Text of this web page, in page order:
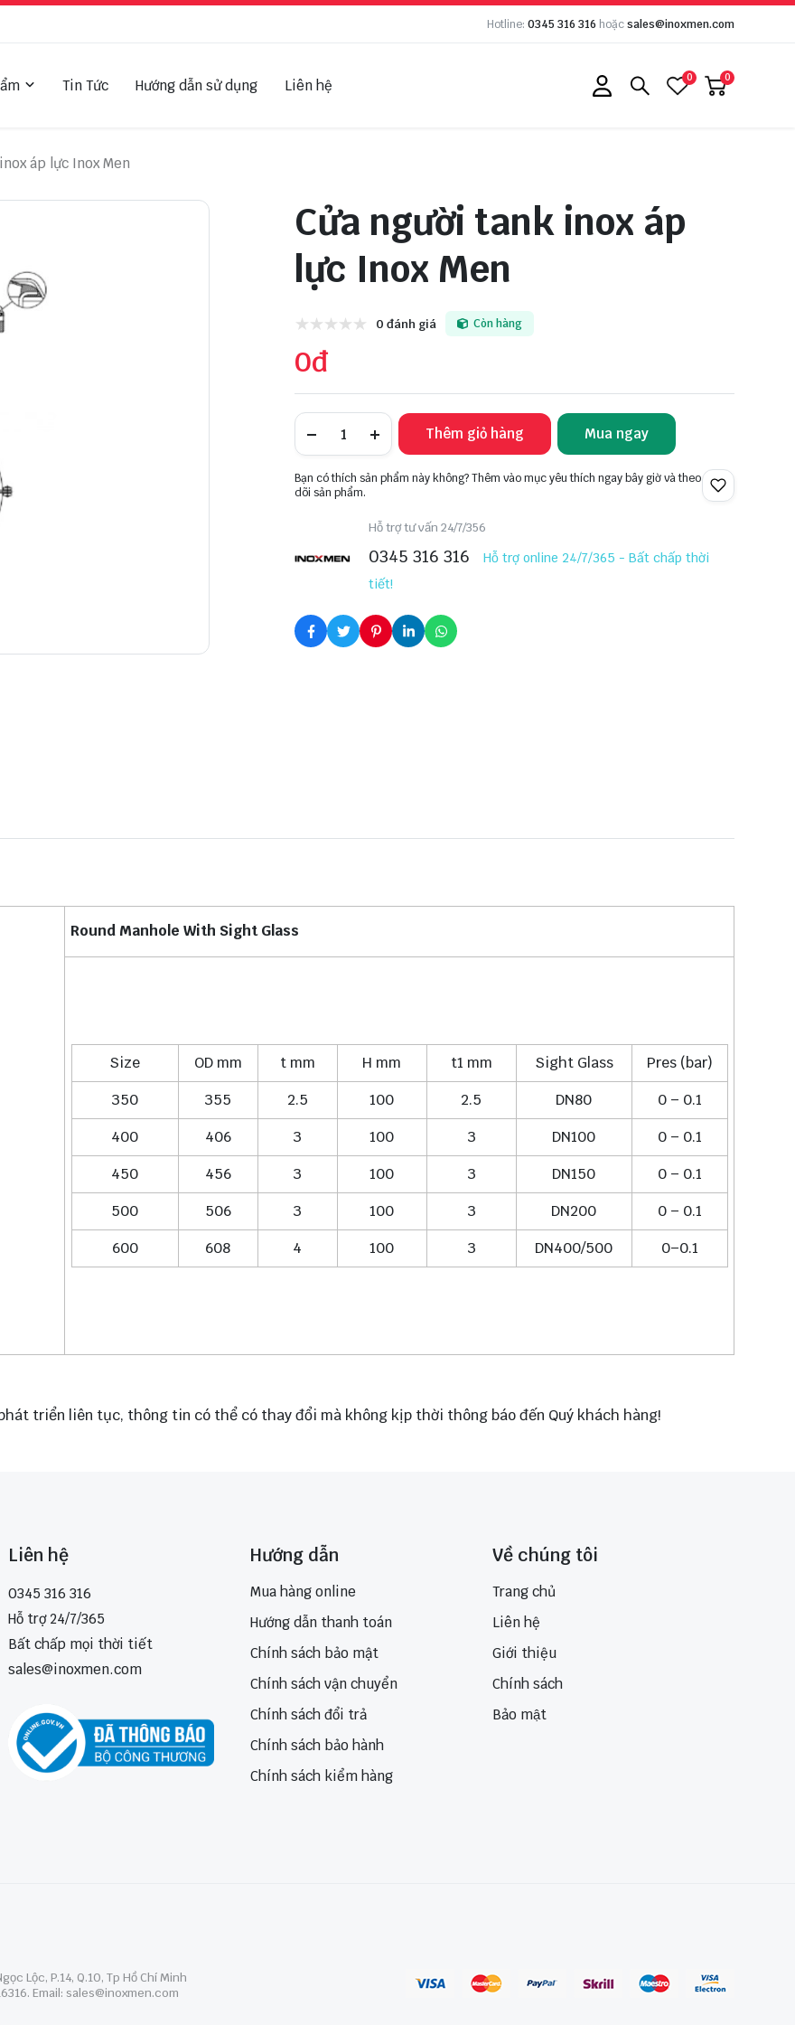
Hotline: 0345 316 316 hoặcsales@inoxmen.com
Tin Tức Hướng dẫn sử dụng Liên hệ 0 0
áp lực Inox Men
Cửa người tank inox áp
lực Inox Men
0 đánh giá Còn hàng
0đ
Thêm giỏ hàng Mua ngay
Bạn có thích sản phẩm này không? Thêm vào mục yêu thích ngay bây giờ và theo
dõi sản phẩm.
Hỗ trợ tư vấn 24/7/356
0345 316 316
Hỗ trợ online 24/7/365 - Bất chấp thời
tiết!
Round Manhole With Sight Glass
Size OD mm t mm H mm t1 mm Sight Glass
Pres (bar)
350
355 2.5 100 2.5 DN80
0 – 0.1
400
406 3 100 3 DN100
0 – 0.1
450
456 3 100 3 DN150
0 – 0.1
500
506 3 100 3 DN200
0 – 0.1
600
608 4 100 3 DN400/500 0–0.1
triển liên tục, thông tin có thể có thay đổi mà không kịp thời thông báo đến Quý khách hàng!
Liên hệ
0345 316 316
Hỗ trợ 24/7/365
Bất chấp mọi thời tiết
sales@inoxmen.com
Hướng dẫn
Mua hàng online
Hướng dẫn thanh toán
Chính sách bảo mật
Chính sách vận chuyển
Chính sách đổi trả
Chính sách bảo hành
Chính sách kiểm hàng
Về chúng tôi
Trang chủ
Liên hệ
Giới thiệu
Chính sách
Bảo mật
Lộc, P.14, Q.10, Tp Hồ Chí Minh
Email: sales@inoxmen.com